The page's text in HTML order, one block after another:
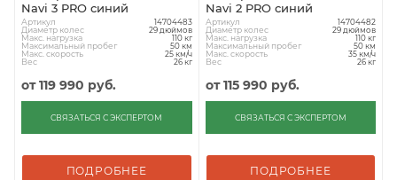
Navi 3 PRO синий
Артикул 14704483
Диаметр колес 29 дюймов
Макс. нагрузка 110 кг
Максимальный пробег 50 км
Макс. скорость 25 км/ч
Вес 26 кг
от119 990 руб.
СВЯЗАТЬСЯ С ЭКСПЕРТОМ
ПОДРОБНЕЕ
Navi 2 PRO синий
Артикул 14704482
Диаметр колес 29 дюймов
Макс. нагрузка 110 кг
Максимальный пробег 50 км
Макс. скорость 35 км/ч
Вес 26 кг
от115 990 руб.
СВЯЗАТЬСЯ С ЭКСПЕРТОМ
ПОДРОБНЕЕ